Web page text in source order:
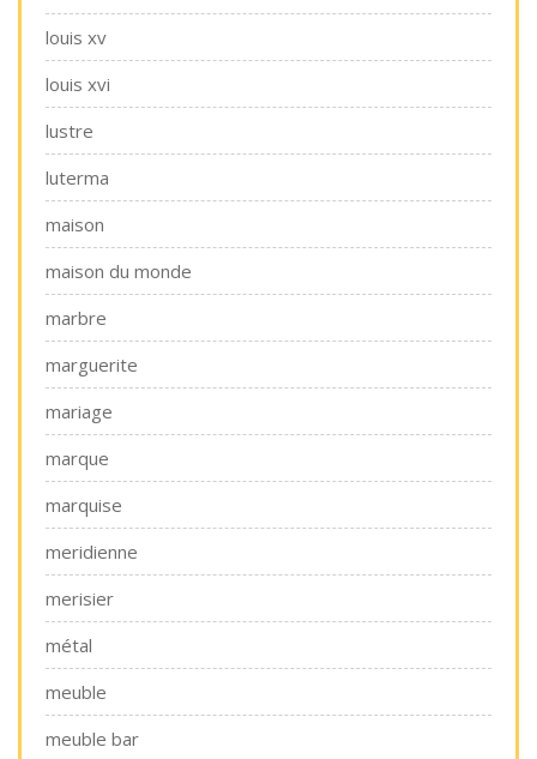
louis xv
louis xvi
lustre
luterma
maison
maison du monde
marbre
marguerite
mariage
marque
marquise
meridienne
merisier
métal
meuble
meuble bar